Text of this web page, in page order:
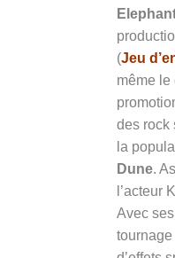
(Jeu
même le
des rock
la
Dune.
l’acteur
Avec